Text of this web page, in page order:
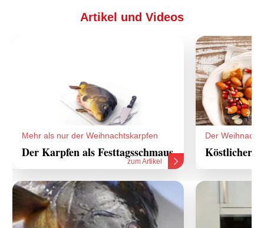
Artikel und Videos
Mehr als nur der Weihnachtskarpfen
Der Karpfen als Festtagsschmaus
zum Artikel
Der
Köstlicher